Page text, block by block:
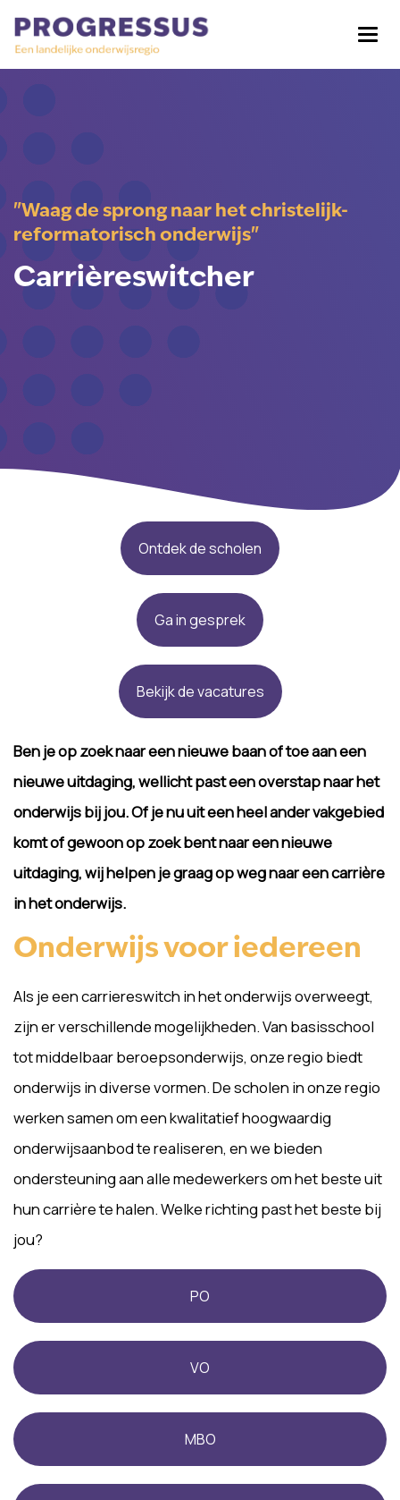
"Waag de sprong naar het christelijk-
reformatorisch onderwijs"
Carrièreswitcher
Ontdek de scholen
Ga in gesprek
Bekijk de vacatures
Ben je op zoek naar een nieuwe baan of toe aan een
nieuwe uitdaging, wellicht past een overstap naar het
onderwijs bij jou. Of je nu uit een heel ander vakgebied
komt of gewoon op zoek bent naar een nieuwe
uitdaging, wij helpen je graag op weg naar een carrière
in het onderwijs.
Onderwijs voor iedereen
Als je een carriereswitch in het onderwijs overweegt,
zijn er verschillende mogelijkheden. Van basisschool
tot middelbaar beroepsonderwijs, onze regio biedt
onderwijs in diverse vormen. De scholen in onze regio
werken samen om een kwalitatief hoogwaardig
onderwijsaanbod te realiseren, en we bieden
ondersteuning aan alle medewerkers om het beste uit
hun carrière te halen. Welke richting past het beste bij
jou?
PO
VO
MBO